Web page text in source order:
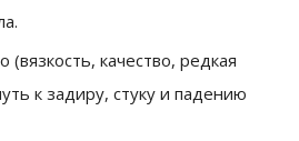
(вязкость, качество, редкая
к задиру, стуку и падению